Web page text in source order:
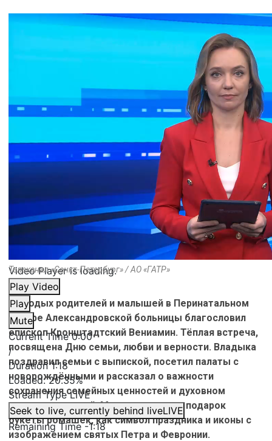
Video Player is loading.
Play Video
Play
Mute
Current Time0:00
/
Duration1:18
Loaded:20.35%
Stream TypeLIVE
Seek to live, currently behind liveLIVE
Remaining Time-1:18
Телеканал «Санкт-Петербург» / АО «ГАТР»
Молодых родителей и малышей в Перинатальном
центре Александровской больницы благословил
епископ Кронштадтский Вениамин. Тёплая встреча,
посвящена Дню семьи, любви и верности. Владыка
поздравил семьи с выпиской, посетил палаты с
новорождёнными и рассказал о важности
сохранения семейных ценностей и духовном
воспитании детей. Мамы получили в подарок
букеты ромашек, как символ праздника и иконы с
изображением святых Петра и Февронии.